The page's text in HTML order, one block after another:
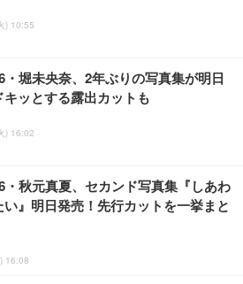
) 10:55
・堀未央奈、2年ぶりの写真集が明日
ッとする露出カットも
) 16:02
・秋元真夏、セカンド写真集『しあわ
』明日発売！先行カットを一挙まと
16:08